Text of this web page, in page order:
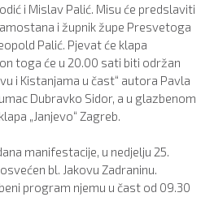
i Mislav Palić. Misu će predslaviti
i župnik župe Presvetoga
Palić. Pjevat će klapa
toga će u 20.00 sati biti održan
i Kistanjama u čast“ autora Pavla
Dubravko Sidor, a u glazbenom
„Janjevo“ Zagreb.
manifestacije, u nedjelju 25.
bl. Jakovu Zadraninu.
program njemu u čast od 09.30